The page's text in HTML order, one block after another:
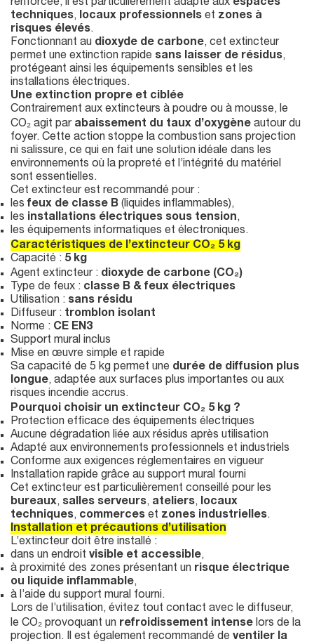
renforcée, il est particulièrement adapté aux espaces
techniques, locaux professionnels et zones à
risques élevés.
Fonctionnant au dioxyde de carbone, cet extincteur
permet une extinction rapide sans laisser de résidus,
protégeant ainsi les équipements sensibles et les
installations électriques.
Une extinction propre et ciblée
Contrairement aux extincteurs à poudre ou à mousse, le
CO₂ agit par abaissement du taux d’oxygène autour du
foyer. Cette action stoppe la combustion sans projection
ni salissure, ce qui en fait une solution idéale dans les
environnements où la propreté et l’intégrité du matériel
sont essentielles.
Cet extincteur est recommandé pour :
les feux de classe B (liquides inflammables),
les installations électriques sous tension,
les équipements informatiques et électroniques.
Caractéristiques de l’extincteur CO₂ 5 kg
Capacité : 5 kg
Agent extincteur : dioxyde de carbone (CO₂)
Type de feux : classe B & feux électriques
Utilisation : sans résidu
Diffuseur : tromblon isolant
Norme : CE EN3
Support mural inclus
Mise en œuvre simple et rapide
Sa capacité de 5 kg permet une durée de diffusion plus
longue, adaptée aux surfaces plus importantes ou aux
risques incendie accrus.
Pourquoi choisir un extincteur CO₂ 5 kg ?
Protection efficace des équipements électriques
Aucune dégradation liée aux résidus après utilisation
Adapté aux environnements professionnels et industriels
Conforme aux exigences réglementaires en vigueur
Installation rapide grâce au support mural fourni
Cet extincteur est particulièrement conseillé pour les
bureaux, salles serveurs, ateliers, locaux
techniques, commerces et zones industrielles.
Installation et précautions d’utilisation
L’extincteur doit être installé :
dans un endroit visible et accessible,
à proximité des zones présentant un risque électrique
ou liquide inflammable,
à l’aide du support mural fourni.
Lors de l’utilisation, évitez tout contact avec le diffuseur,
le CO₂ provoquant un refroidissement intense lors de la
projection. Il est également recommandé de ventiler la